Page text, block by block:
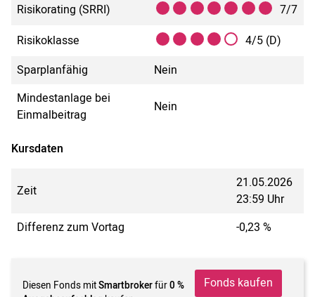
Risikorating (SRRI)
7/7
Risikoklasse
4/5 (D)
Sparplanfähig
Nein
Mindestanlage bei
Einmalbeitrag
Nein
Kursdaten
Zeit
21.05.2026
23:59 Uhr
Differenz zum Vortag
-0,23 %
Diesen Fonds mitSmartbrokerfür0 %
Fonds kaufen